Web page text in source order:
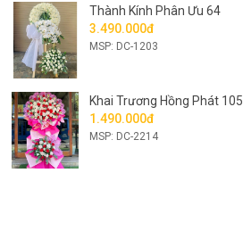
Thành Kính Phân Ưu 64
3.490.000đ
MSP: DC-1203
Khai Trương Hồng Phát 105
1.490.000đ
MSP: DC-2214